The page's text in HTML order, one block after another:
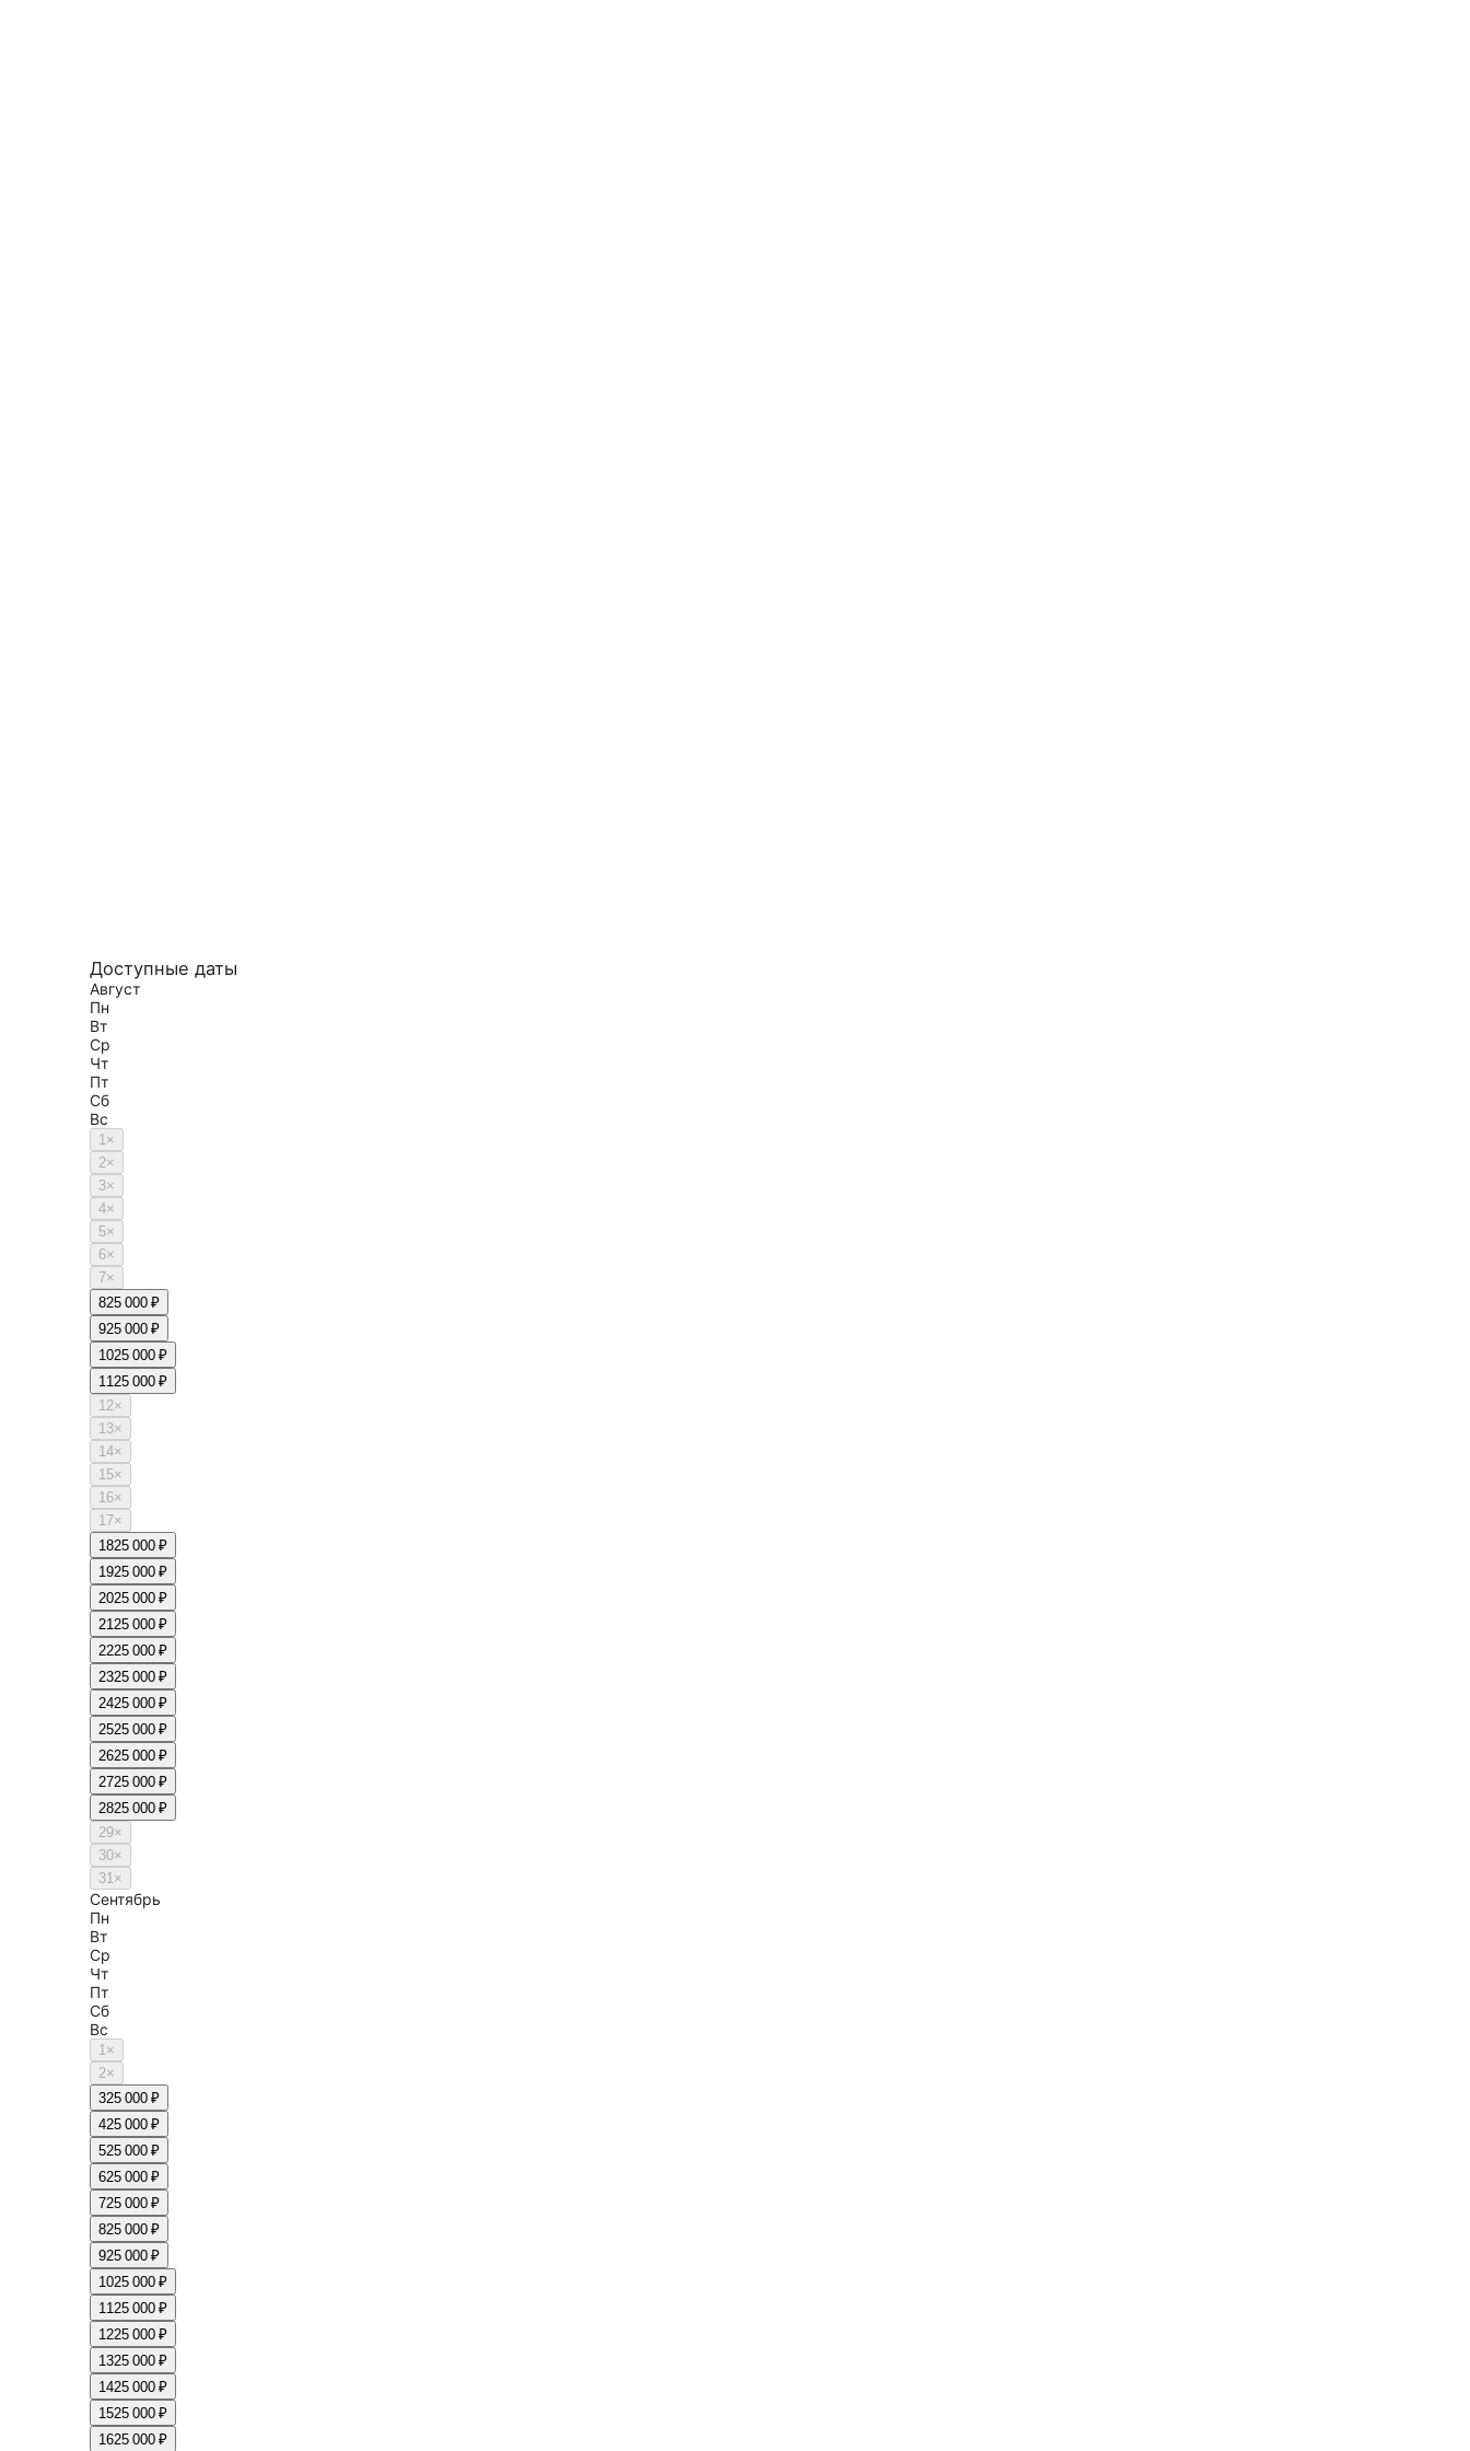
Доступные даты
Август
Пн
Вт
Ср
Чт
Пт
Сб
Вс
1×
2×
3×
4×
5×
6×
7×
825 000 ₽
925 000 ₽
1025 000 ₽
1125 000 ₽
12×
13×
14×
15×
16×
17×
1825 000 ₽
1925 000 ₽
2025 000 ₽
2125 000 ₽
2225 000 ₽
2325 000 ₽
2425 000 ₽
2525 000 ₽
2625 000 ₽
2725 000 ₽
2825 000 ₽
29×
30×
31×
Сентябрь
Пн
Вт
Ср
Чт
Пт
Сб
Вс
1×
2×
325 000 ₽
425 000 ₽
525 000 ₽
625 000 ₽
725 000 ₽
825 000 ₽
925 000 ₽
1025 000 ₽
1125 000 ₽
1225 000 ₽
1325 000 ₽
1425 000 ₽
1525 000 ₽
1625 000 ₽